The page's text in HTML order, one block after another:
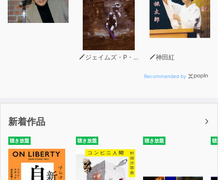
ジェイムズ・P・ホーガン 神田紅
Recommended by
新着作品
聴き放題 聴き放題 聴き放題 聴